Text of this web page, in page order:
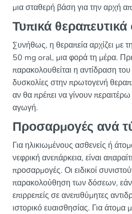
μια σταθερή βάση για την αρχή
Τυπικά
Συνήθως, η θεραπεία αρχίζει με
50 mg oral, μια φορά τη μέρα.
παρακολουθείται η αντίδραση
δυσκολίες στην πρωτογενή
αν θα πρέπει να γίνουν
αγωγή.
Προσαρμογές ανά
Για ηλικιωμένους ασθενείς ή
νεφρική ανεπάρκεια, είναι
προσαρμογές. Οι ειδικοί
παρακολούθηση των δόσεων, εάν
επιρρεπείς σε ανεπιθύμητες
ιστορικό ευαισθησίας. Για άτομα